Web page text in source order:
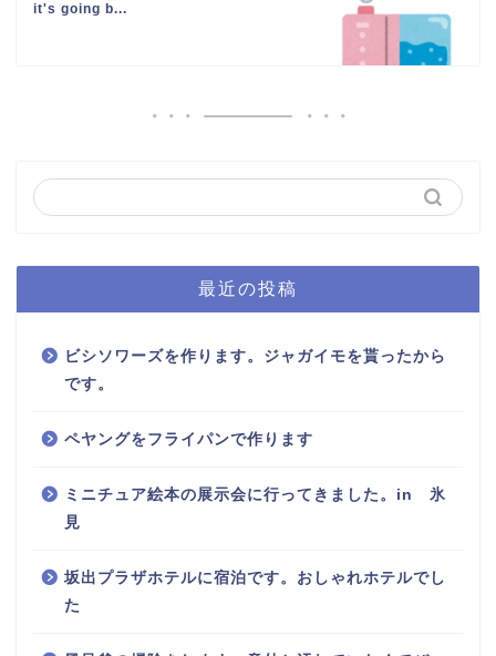
it's going b...
最近の投稿
ビシソワーズを作ります。ジャガイモを貰ったから
です。
ペヤングをフライパンで作ります
ミニチュア絵本の展示会に行ってきました。in 氷
見
坂出プラザホテルに宿泊です。おしゃれホテルでし
た